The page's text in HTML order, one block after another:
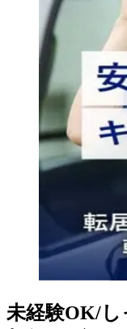
未経験OK/し